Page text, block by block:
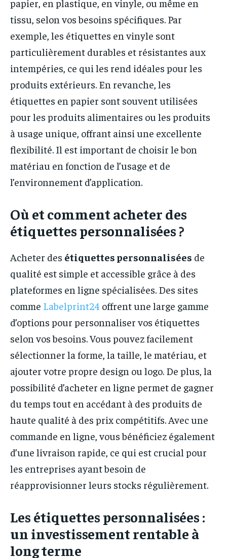
papier, en plastique, en vinyle, ou même en
tissu, selon vos besoins spécifiques. Par
exemple, les étiquettes en vinyle sont
particulièrement durables et résistantes aux
intempéries, ce qui les rend idéales pour les
produits extérieurs. En revanche, les
étiquettes en papier sont souvent utilisées
pour les produits alimentaires ou les produits
à usage unique, offrant ainsi une excellente
flexibilité. Il est important de choisir le bon
matériau en fonction de l’usage et de
l’environnement d’application.
Où et comment acheter des
étiquettes personnalisées ?
Acheter des étiquettes personnalisées de
qualité est simple et accessible grâce à des
plateformes en ligne spécialisées. Des sites
comme Labelprint24 offrent une large gamme
d’options pour personnaliser vos étiquettes
selon vos besoins. Vous pouvez facilement
sélectionner la forme, la taille, le matériau, et
ajouter votre propre design ou logo. De plus, la
possibilité d’acheter en ligne permet de gagner
du temps tout en accédant à des produits de
haute qualité à des prix compétitifs. Avec une
commande en ligne, vous bénéficiez également
d’une livraison rapide, ce qui est crucial pour
les entreprises ayant besoin de
réapprovisionner leurs stocks régulièrement.
Les étiquettes personnalisées :
un investissement rentable à
long terme